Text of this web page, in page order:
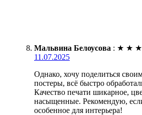
Мальвина Белоусова : ★ ★ ★
11.07.2025
Однако, хочу поделиться
постеры, всё быстро
Качество печати шикарное,
насыщенные. Рекомендую,
особенное для интерьера!